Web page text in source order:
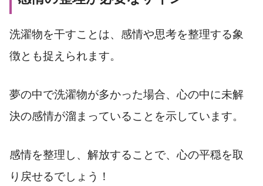
洗濯物を干すことは、感情や思考を整理する象
徴とも捉えられます。
夢の中で洗濯物が多かった場合、心の中に未解
決の感情が溜まっていることを示しています。
感情を整理し、解放することで、心の平穏を取
り戻せるでしょう！